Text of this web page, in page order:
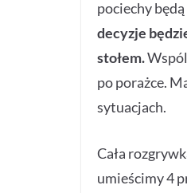
pociechy
decyzje
stołem.
po porażce.
sytuacjach.
Cała
umieścimy 4